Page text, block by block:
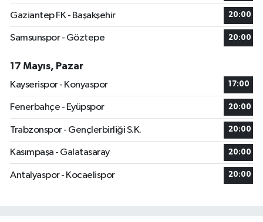
Gaziantep FK - Başakşehir 20:00
Samsunspor - Göztepe 20:00
17 Mayıs, Pazar
Kayserispor - Konyaspor
17:00
Fenerbahçe - Eyüpspor 20:00
Trabzonspor - Gençlerbirliği S.K. 20:00
Kasımpaşa - Galatasaray 20:00
Antalyaspor - Kocaelispor 20:00